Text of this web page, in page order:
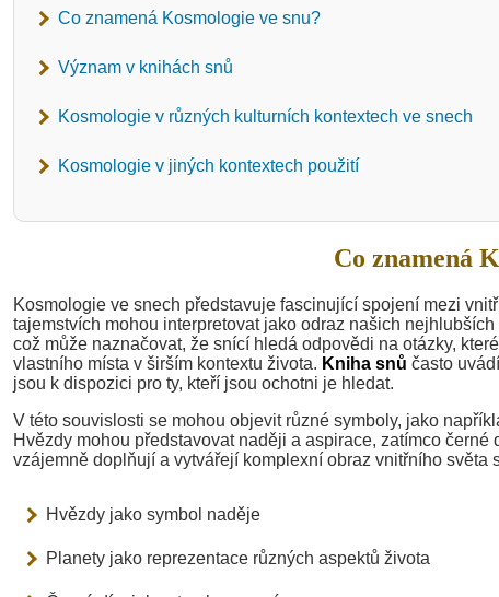
Co znamená Kosmologie ve snu?
Význam v knihách snů
Kosmologie v různých kulturních kontextech ve snech
Kosmologie v jiných kontextech použití
Co znamená
Kosmologie ve snech představuje fascinující spojení mezi
tajemstvích mohou interpretovat jako odraz našich
což může naznačovat, že snící hledá odpovědi na otázky,
vlastního místa v širším kontextu života. Kniha snů často
jsou k dispozici pro ty, kteří jsou ochotni je hledat.
V této souvislosti se mohou objevit různé symboly, jako
Hvězdy mohou představovat naději a aspirace, zatímco
vzájemně doplňují a vytvářejí komplexní obraz vnitřního světa
Hvězdy jako symbol naděje
Planety jako reprezentace různých aspektů života